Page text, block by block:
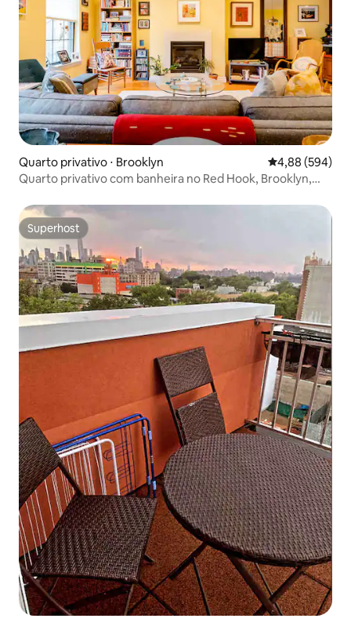
Quarto privativo ⋅ Brooklyn 4,88 de uma
4,88 (594)
Quarto privativo com banheira no Red Hook, Brooklyn,
Superhost
Superhost